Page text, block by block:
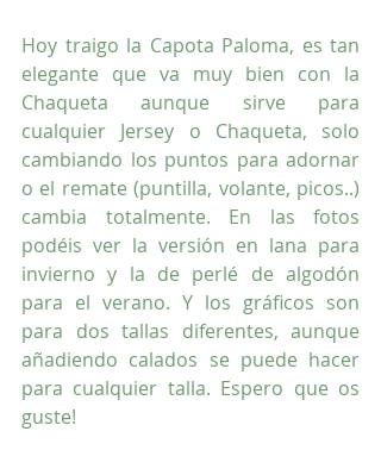
Hoy traigo la Capota Paloma, es tan
elegante que va muy bien con la
Chaqueta aunque sirve para
cualquier Jersey o Chaqueta, solo
cambiando los puntos para adornar
o el remate (puntilla, volante, picos..)
cambia totalmente. En las fotos
podéis ver la versión en lana para
invierno y la de perlé de algodón
para el verano. Y los gráficos son
para dos tallas diferentes, aunque
añadiendo calados se puede hacer
para cualquier talla. Espero que os
guste!